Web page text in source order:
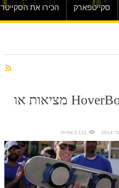
סקייטפארק הכירו את הסקייטר
ה-HoverBoard מציאות או
3,121 צפיות